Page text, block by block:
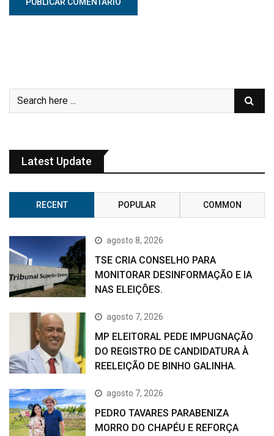
Latest Update
RECENT POPULAR COMMON
agosto 8, 2026
TSE CRIA CONSELHO PARA
MONITORAR DESINFORMAÇÃO E IA
NAS ELEIÇÕES.
agosto 7, 2026
MP ELEITORAL PEDE IMPUGNAÇÃO
DO REGISTRO DE CANDIDATURA À
REELEIÇÃO DE BINHO GALINHA.
agosto 7, 2026
PEDRO TAVARES PARABENIZA
MORRO DO CHAPÉU E REFORÇA